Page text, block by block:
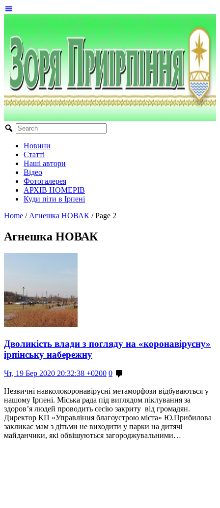
Новини
Статті
Наші автори
Відео
Фотогалерея
АРХІВ НОМЕРІВ
Куди піти в Ірпені
Home / Агнешка НОВАК / Page 2
Агнешка НОВАК
Дволикість влади з погляду на «коронавірусну»
ірпінську набережну
Чт, 19 Бер 2020 20:32:38 +0200 0
Незвичні навколокоронавірусні метаморфози відбуваються у
нашому Ірпені. Міська рада під виглядом піклування за
здоров’я людей проводить сесію закриту від громадян.
Директор КП «Управління благоустрою міста» Ю.Прибилова
закликає мам з дітьми не виходити у парки на дитячі
майданчики, які обвішуються загороджувальними…